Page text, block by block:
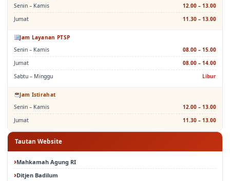
Jumat
11.30 – 13.00
Senin – Kamis
Jumat
08.00 – 14.00
Sabtu – Minggu
Libur
Senin – Kamis
Jumat
11.30 – 13.00
Tautan Website
Mahkamah Agung RI
Ditjen Badilum
PT Surabaya